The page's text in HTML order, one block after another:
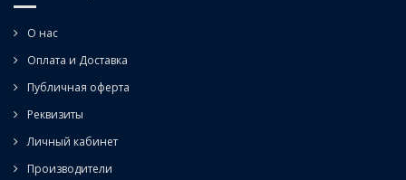
О нас
Оплата и Доставка
Публичная оферта
Реквизиты
Личный кабинет
Производители